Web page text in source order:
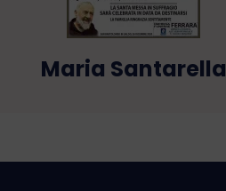
Maria Santarella